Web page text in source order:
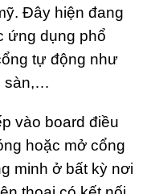
Đây hiện đang
ứng dụng phổ
tự động như
sàn,…
vào board điều
hoặc mở cổng
minh ở bất kỳ nơi